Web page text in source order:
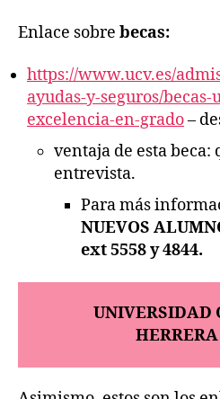
Enlace sobre becas:
https://www.ucv.es/
ayudas-y-seguros/becas-
excelencia-en-grado–
ventaja de esta beca:
entrevista.
Para más
NUEVOS
ext 5558 y 4844.
UNIVERSIDAD
HERRERA